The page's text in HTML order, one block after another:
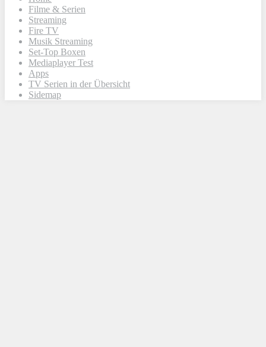
Filme & Serien
Streaming
Fire TV
Musik Streaming
Set-Top Boxen
Mediaplayer Test
Apps
TV Serien in der Übersicht
Sidemap